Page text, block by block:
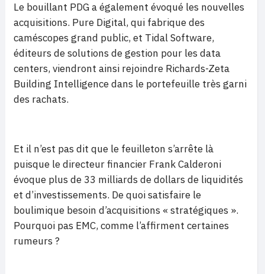
Le bouillant PDG a également évoqué les nouvelles
acquisitions. Pure Digital, qui fabrique des
caméscopes grand public, et Tidal Software,
éditeurs de solutions de gestion pour les data
centers, viendront ainsi rejoindre Richards-Zeta
Building Intelligence dans le portefeuille très garni
des rachats.
Et il n’est pas dit que le feuilleton s’arrête là
puisque le directeur financier Frank Calderoni
évoque plus de 33 milliards de dollars de liquidités
et d’investissements. De quoi satisfaire le
boulimique besoin d’acquisitions « stratégiques ».
Pourquoi pas EMC, comme l’affirment certaines
rumeurs ?